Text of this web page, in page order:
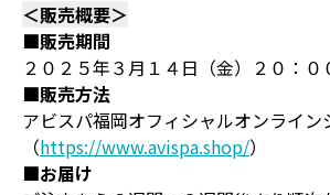
＜販売概要＞
■販売期間
２０２５年３月１４日（金）２０：０
■販売方法
アビスパ福岡オフィシャルオンライン
（https://www.avispa.shop/）
■お届け